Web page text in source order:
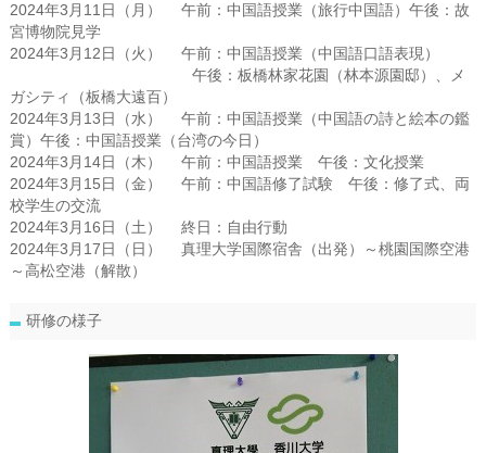
2024年3月11日（月） 午前：中国語授業（旅行中国語）午後：故
宮博物院見学
2024年3月12日（火） 午前：中国語授業（中国語口語表現）
午後：板橋林家花園（林本源園邸）、メ
ガシティ（板橋大遠百）
2024年3月13日（水） 午前：中国語授業（中国語の詩と絵本の鑑
賞）午後：中国語授業（台湾の今日）
2024年3月14日（木） 午前：中国語授業 午後：文化授業
2024年3月15日（金） 午前：中国語修了試験 午後：修了式、両
校学生の交流
2024年3月16日（土） 終日：自由行動
2024年3月17日（日） 真理大学国際宿舎（出発）～桃園国際空港
～高松空港（解散）
研修の様子